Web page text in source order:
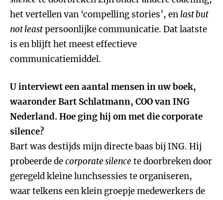
het vertellen van ‘compelling stories’, en last but
not leastpersoonlijke communicatie. Dat laatste
is en blijft het meest effectieve
communicatiemiddel.
U interviewt een aantal mensen in uw boek,
waaronder Bart Schlatmann, COO van ING
Nederland. Hoe ging hij om met die corporate
silence?
Bart was destijds mijn directe baas bij ING. Hij
probeerde decorporate silence te doorbreken door
geregeld kleine lunchsessies te organiseren,
waar telkens een klein groepje medewerkers de